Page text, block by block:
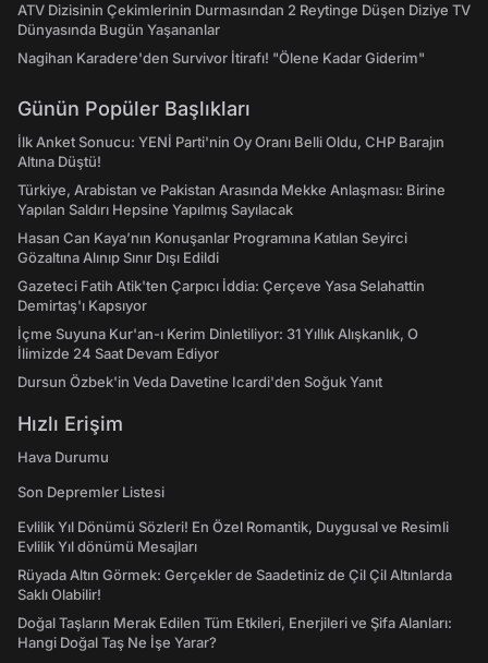
ATV Dizisinin Çekimlerinin Durmasından 2 Reytinge Düşen Diziye TV
Dünyasında Bugün Yaşananlar
Nagihan Karadere'den Survivor İtirafı! "Ölene Kadar Giderim"
Günün Popüler Başlıkları
İlk Anket Sonucu: YENİ Parti'nin Oy Oranı Belli Oldu, CHP Barajın
Altına Düştü!
Türkiye, Arabistan ve Pakistan Arasında Mekke Anlaşması: Birine
Yapılan Saldırı Hepsine Yapılmış Sayılacak
Hasan Can Kaya’nın Konuşanlar Programına Katılan Seyirci
Gözaltına Alınıp Sınır Dışı Edildi
Gazeteci Fatih Atik'ten Çarpıcı İddia: Çerçeve Yasa Selahattin
Demirtaş'ı Kapsıyor
İçme Suyuna Kur'an-ı Kerim Dinletiliyor: 31 Yıllık Alışkanlık, O
İlimizde 24 Saat Devam Ediyor
Dursun Özbek'in Veda Davetine Icardi'den Soğuk Yanıt
Hızlı Erişim
Hava Durumu
Son Depremler Listesi
Evlilik Yıl Dönümü Sözleri! En Özel Romantik, Duygusal ve Resimli
Evlilik Yıl dönümü Mesajları
Rüyada Altın Görmek: Gerçekler de Saadetiniz de Çil Çil Altınlarda
Saklı Olabilir!
Doğal Taşların Merak Edilen Tüm Etkileri, Enerjileri ve Şifa Alanları:
Hangi Doğal Taş Ne İşe Yarar?